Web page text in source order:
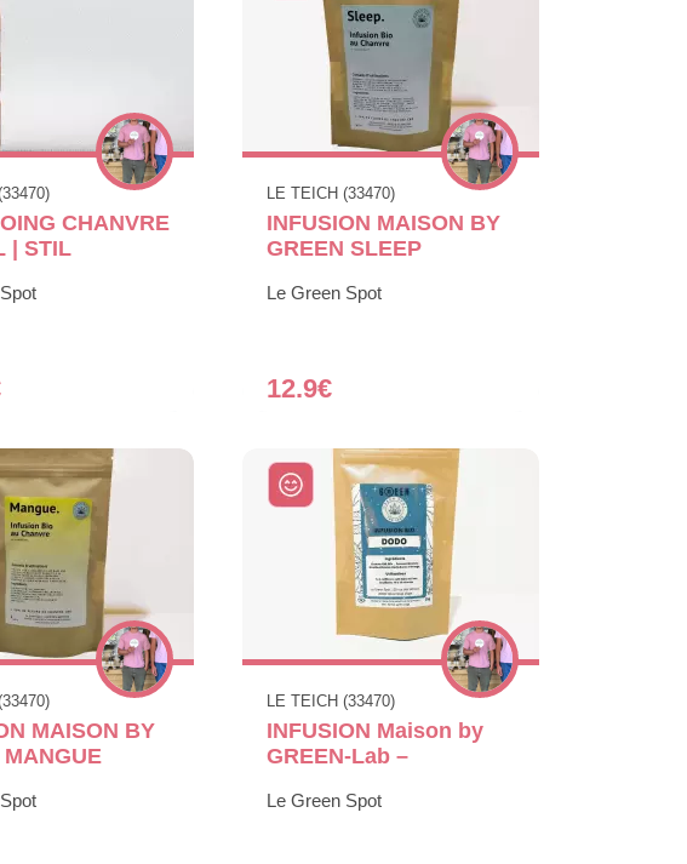
CHANVRE
| STIL
LE TEICH (33470)
INFUSION MAISON BY
GREEN SLEEP
Le Green Spot
12.9€
MAISON BY
LE TEICH (33470)
INFUSION Maison by
GREEN-Lab –
Le Green Spot